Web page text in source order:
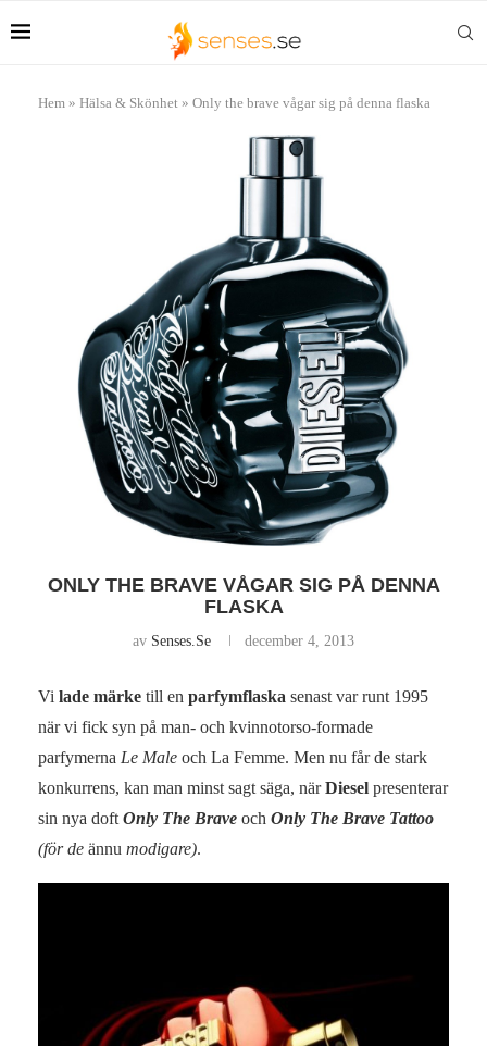
Hem » Hälsa & Skönhet » Only the brave vågar sig på denna flaska
ONLY THE BRAVE VÅGAR SIG PÅ DENNA
FLASKA
av Senses.se december 4, 2013
Vi lade märke till en parfymflaska senast var runt 1995
när vi fick syn på man- och kvinnotorso-formade
parfymerna Le Male och La Femme. Men nu får de stark
konkurrens, kan man minst sagt säga, närDiesel presenterar
sin nya doft Only The Brave och Only The Brave Tattoo
(för de ännu modigare).